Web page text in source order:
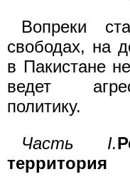
Вопреки
свободах, на
в Пакистане
ведет
политику.
Часть I.
территория